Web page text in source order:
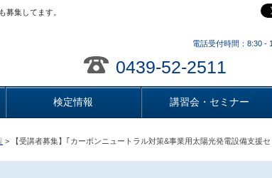
募集してます。
電話受付時間：8:30 -
0439-52-2511
検定情報 講習会・セミナー
> 【受講者募集】｢カーボンニュートラル対策&事業用太陽光発電設備支援